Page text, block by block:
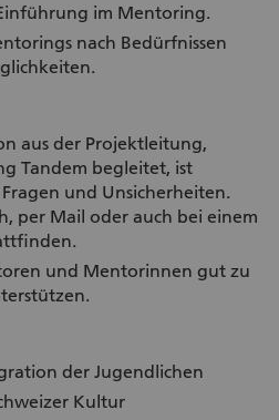
im Mentoring.
nach Bedürfnissen
aus der Projektleitung,
Tandem begleitet, ist
und Unsicherheiten.
per Mail oder auch bei einem
und Mentorinnen gut zu
der Jugendlichen
Kultur